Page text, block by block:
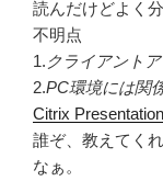
読んだけどよく
不明点
1. クライアント
2.PC環境には関
Citrix
誰ぞ、教えてく
なぁ。